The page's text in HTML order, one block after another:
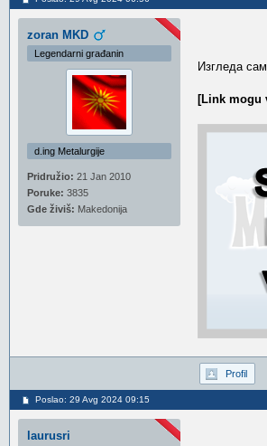
zoran MKD
Legendarni građanin
d.ing Metalurgije
Pridružio: 21 Jan 2010
Poruke: 3835
Gde živiš: Makedonija
Изгледа
[Link mogu
Profil
Poslao: 29 Avg 2024 09:15
laurusri